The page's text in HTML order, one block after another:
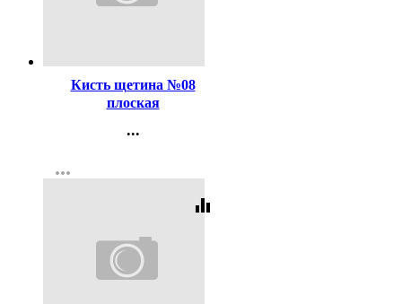
Кисть щетина №08
плоская
...
Регистрация
more_horiz
equalizer